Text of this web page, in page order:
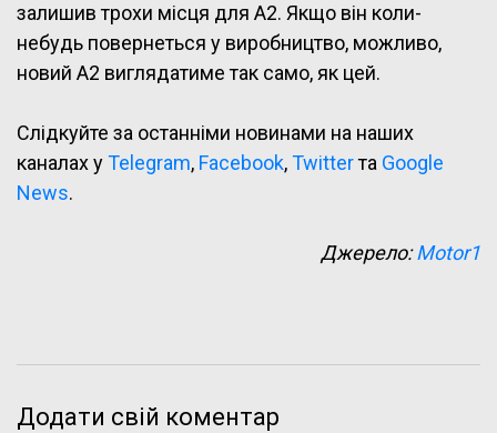
залишив трохи місця для A2. Якщо він коли-
небудь повернеться у виробництво, можливо,
новий A2 виглядатиме так само, як цей.
Слідкуйте за останніми новинами на наших
каналах уTelegram, Facebook,Twitterта Google
News.
Джерело:Motor1
Додати свій коментар